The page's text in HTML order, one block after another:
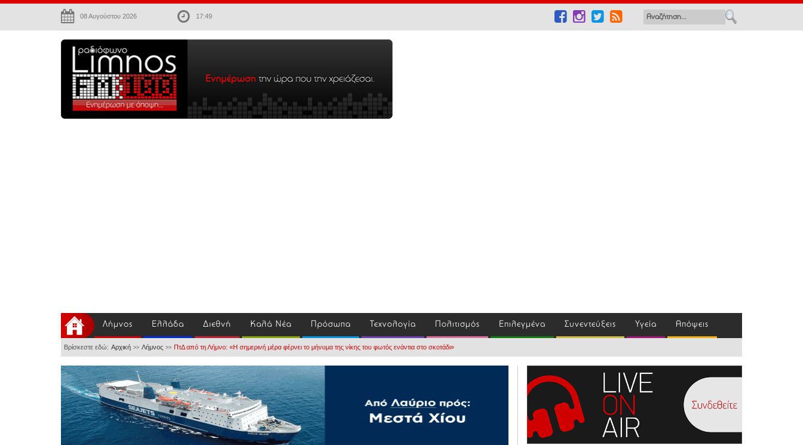
08 Αυγούστου 2026 17:49
Λήμνος Ελλάδα Διεθνή Καλά Νέα Πρόσωπα Τεχνολογία Πολιτισμός Επιλεγμένα Συνεντεύξεις Υγεία Απόψεις
Βρίσκεστε εδώ: Αρχική >> Λήμνος >> ΠτΔ από τη Λήμνο: «Η σημερινή μέρα φέρνει το μήνυμα της νίκης του φωτός ενάντια στο σκοτάδι»